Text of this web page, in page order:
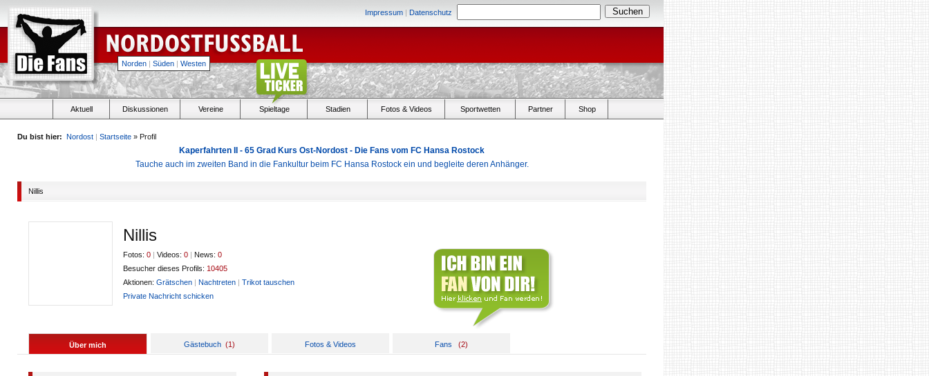
Impressum | Datenschutz
Norden | Süden | Westen
Aktuell Diskussionen Vereine Spieltage Stadien Fotos & Videos Sportwetten Partner Shop
Du bist hier: Nordost | Startseite » Profil
Kaperfahrten II - 65 Grad Kurs Ost-Nordost - Die Fans vom FC Hansa Rostock
Tauche auch im zweiten Band in die Fankultur beim FC Hansa Rostock ein und begleite deren Anhänger.
Nillis
Nillis
Fotos: 0 | Videos: 0 | News: 0
Besucher dieses Profils: 10405
Aktionen: Grätschen | Nachtreten | Trikot tauschen
Private Nachricht schicken
Über mich Gästebuch (1) Fotos & Videos Fans (2)